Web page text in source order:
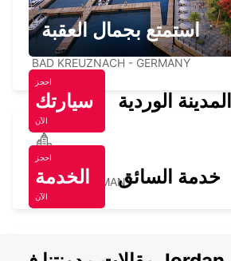
BAD KREUZNACH
BAD KREUZNACH - GERMANY
MAINZ
MAINZ - GERMANY
استمتع بجمال العقبة
احجز
سيارتك
الآن
الوردية
احجز
الخدمة
الآن
خدمة السائق